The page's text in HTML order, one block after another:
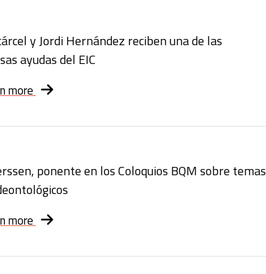
y Jordi Hernández reciben una de las
ayudas del EIC
more
ponente en los Coloquios BQM sobre temas
more